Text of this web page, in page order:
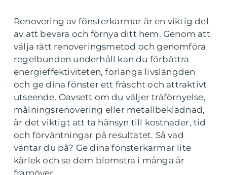
Renovering av fönsterkarmar är en viktig del
av att bevara och förnya ditt hem. Genom att
välja rätt renoveringsmetod och genomföra
regelbunden underhåll kan du förbättra
energieffektiviteten, förlänga livslängden
och ge dina fönster ett fräscht och attraktivt
utseende. Oavsett om du väljer träförnyelse,
målningsrenovering eller metallbeklädnad,
är det viktigt att ta hänsyn till kostnader, tid
och förväntningar på resultatet. Så vad
väntar du på? Ge dina fönsterkarmar lite
kärlek och se dem blomstra i många år
framöver.